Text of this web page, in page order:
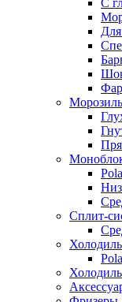
С
Сплит-